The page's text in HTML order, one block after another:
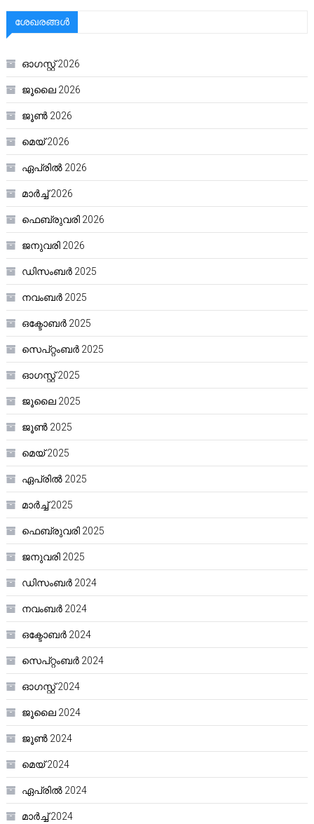
ശേഖരങ്ങൾ
ഓഗസ്റ്റ്‌ 2026
ജൂലൈ 2026
ജൂൺ 2026
മെയ്‌ 2026
ഏപ്രിൽ 2026
മാർച്ച്‌ 2026
ഫെബ്രുവരി 2026
ജനുവരി 2026
ഡിസംബർ 2025
നവംബർ 2025
ഒക്ടോബർ 2025
സെപ്റ്റംബർ 2025
ഓഗസ്റ്റ്‌ 2025
ജൂലൈ 2025
ജൂൺ 2025
മെയ്‌ 2025
ഏപ്രിൽ 2025
മാർച്ച്‌ 2025
ഫെബ്രുവരി 2025
ജനുവരി 2025
ഡിസംബർ 2024
നവംബർ 2024
ഒക്ടോബർ 2024
സെപ്റ്റംബർ 2024
ഓഗസ്റ്റ്‌ 2024
ജൂലൈ 2024
ജൂൺ 2024
മെയ്‌ 2024
ഏപ്രിൽ 2024
മാർച്ച്‌ 2024